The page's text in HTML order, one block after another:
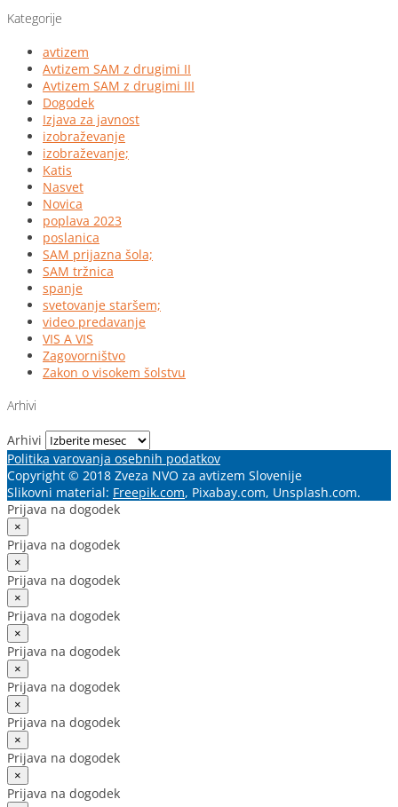
Kategorije
avtizem
Avtizem SAM z drugimi II
Avtizem SAM z drugimi III
Dogodek
Izjava za javnost
izobraževanje
izobraževanje;
Katis
Nasvet
Novica
poplava 2023
poslanica
SAM prijazna šola;
SAM tržnica
spanje
svetovanje staršem;
video predavanje
VIS A VIS
Zagovorništvo
Zakon o visokem šolstvu
Arhivi
Arhivi
Politika varovanja osebnih podatkov
Copyright © 2018 Zveza NVO za avtizem Slovenije
Slikovni material: Freepik.com, Pixabay.com, Unsplash.com.
Prijava na dogodek
×
Prijava na dogodek
×
Prijava na dogodek
×
Prijava na dogodek
×
Prijava na dogodek
×
Prijava na dogodek
×
Prijava na dogodek
×
Prijava na dogodek
×
Prijava na dogodek